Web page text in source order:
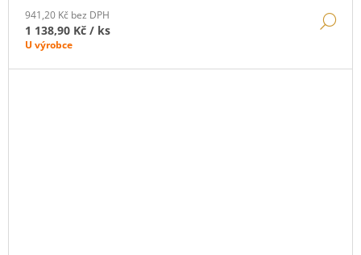
941,20 Kč bez DPH
1 138,90 Kč / ks
U výrobce